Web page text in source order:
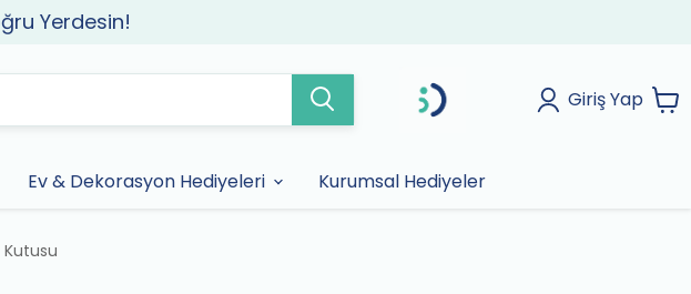
Yerdesin!
Giriş Yap
Ev & Dekorasyon Hediyeleri Kurumsal Hediyeler